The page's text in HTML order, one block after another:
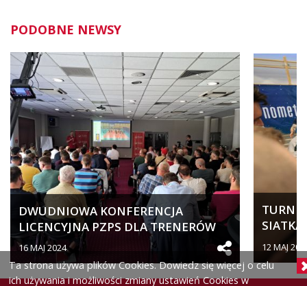
Ta strona używa plików Cookies. Dowiedz się więcej o celu
ich używania i możliwości zmiany ustawień Cookies w
PODOBNE NEWSY
DWUDNIOWA KONFERENCJA
LICENCYJNA PZPS DLA TRENERÓW
SZCZEBLA...
16 MAJ 2024 12 MAJ